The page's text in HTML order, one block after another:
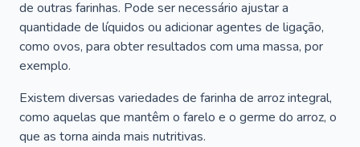
de outras farinhas. Pode ser necessário ajustar a
quantidade de líquidos ou adicionar agentes de ligação,
como ovos, para obter resultados com uma massa, por
exemplo.
Existem diversas variedades de farinha de arroz integral,
como aquelas que mantêm o farelo e o germe do arroz, o
que as torna ainda mais nutritivas.